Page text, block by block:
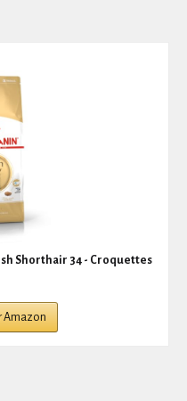
Shorthair 34 - Croquettes
Amazon